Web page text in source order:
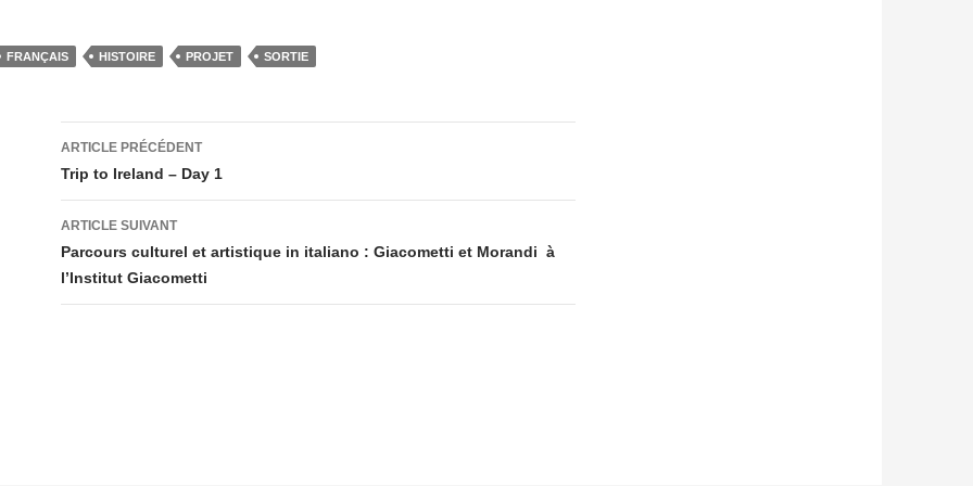
FRANÇAIS HISTOIRE PROJET SORTIE
Navigation
des
articles
ARTICLE PRÉCÉDENT
Trip to Ireland – Day 1
ARTICLE SUIVANT
Parcours culturel et artistique in italiano : Giacometti et Morandi à
l’Institut Giacometti